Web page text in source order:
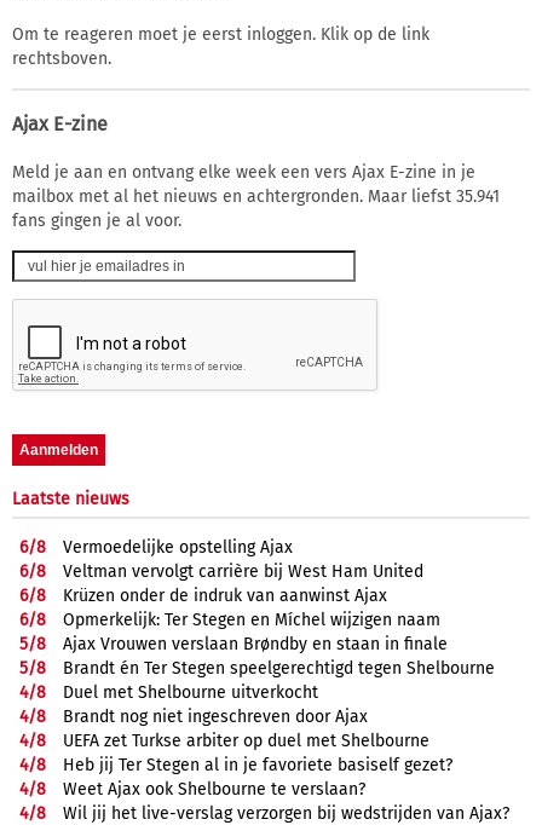
Om te reageren moet je eerst inloggen. Klik op de link
rechtsboven.
Ajax E-zine
Meld je aan en ontvang elke week een vers Ajax E-zine in je
mailbox met al het nieuws en achtergronden. Maar liefst 35.941
fans gingen je al voor.
Laatste nieuws
6/8
Vermoedelijke opstelling Ajax
6/8
Veltman vervolgt carrière bij West Ham United
6/8
Krüzen onder de indruk van aanwinst Ajax
6/8
Opmerkelijk: Ter Stegen en Míchel wijzigen naam
5/8
Ajax Vrouwen verslaan Brøndby en staan in finale
5/8
Brandt én Ter Stegen speelgerechtigd tegen Shelbourne
4/8
Duel met Shelbourne uitverkocht
4/8
Brandt nog niet ingeschreven door Ajax
4/8
UEFA zet Turkse arbiter op duel met Shelbourne
4/8
Heb jij Ter Stegen al in je favoriete basiself gezet?
4/8
Weet Ajax ook Shelbourne te verslaan?
4/8
Wil jij het live-verslag verzorgen bij wedstrijden van Ajax?